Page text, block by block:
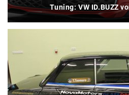
Tuning: VW ID.BUZZ